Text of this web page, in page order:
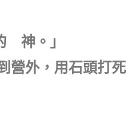
神。」
營外，用石頭打死